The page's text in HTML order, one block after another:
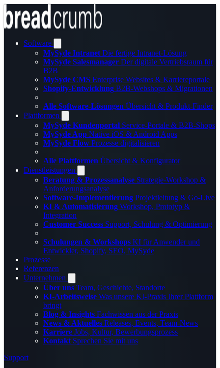
Software
MySyde Intranet Die fertige Intranet-Lösung
MySyde Salesmanager Der digitale Vertriebsraum für
B2B
MySyde CMS Enterprise Websites & Karriereportale
Shopify-Entwicklung B2B-Webshops & Migrationen
Alle Software-Lösungen Übersicht & Produkt-Finder
Plattformen
MySyde Kundenportal Service-Portale & B2B-Shops
MySyde App Native iOS & Android Apps
MySyde Flow Prozesse digitalisieren
Alle Plattformen Übersicht & Konfigurator
Dienstleistungen
Beratung & Prozessanalyse Strategie-Workshop &
Anforderungsanalyse
Software-Implementierung Projektleitung & Go-Live
KI & Automatisierung Workshop, Prototyp &
Integration
Customer Success Support, Schulung & Optimierung
Schulungen & Workshops KI für Anwender und
Entwickler, Shopify, SEO, MySyde
Prozesse
Referenzen
Unternehmen
Über uns Team, Geschichte, Standorte
KI-Arbeitsweise Was unsere KI-Praxis Ihrer Plattform
bringt
Blog & Insights Fachwissen aus der Praxis
News & Aktuelles Releases, Events, Team-News
Karriere Jobs, Kultur, Bewerbungsprozess
Kontakt Sprechen Sie mit uns
Support